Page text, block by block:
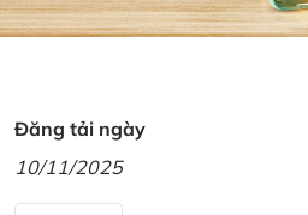
Đăng tải ngày
10/11/2025